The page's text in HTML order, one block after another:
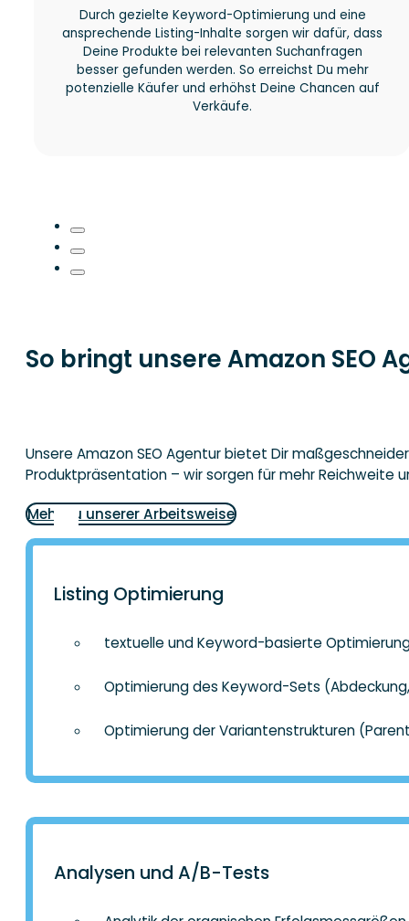
Durch gezielte Keyword-Optimierung und eine
ansprechende Listing-Inhalte sorgen wir dafür, dass
Deine Produkte bei relevanten Suchanfragen
besser gefunden werden. So erreichst Du mehr
potenzielle Käufer und erhöhst Deine Chancen auf
Verkäufe.
So bringt unsere Amazon SEO
Unsere Amazon SEO Agentur bietet Dir
Produktpräsentation – wir sorgen für mehr Reichweite
Mehr zu unserer Arbeitsweise
Listing Optimierung
textuelle und Keyword-basierte
Optimierung des Keyword-Sets
Optimierung der Variantenstrukturen
Analysen und A/B-Tests